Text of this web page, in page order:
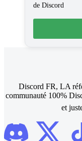
de Discord
Discord FR, LA
communauté 100%
et